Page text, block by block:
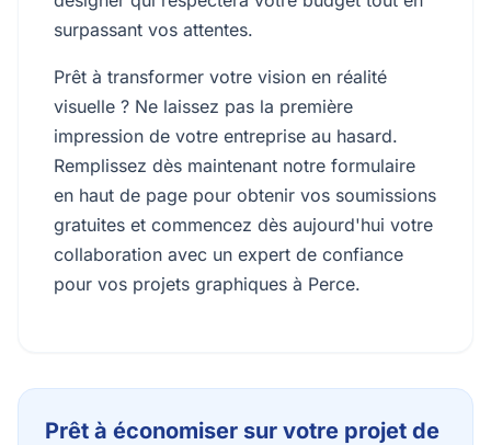
surpassant vos attentes.
Prêt à transformer votre vision en réalité
visuelle ? Ne laissez pas la première
impression de votre entreprise au hasard.
Remplissez dès maintenant notre formulaire
en haut de page pour obtenir vos soumissions
gratuites et commencez dès aujourd'hui votre
collaboration avec un expert de confiance
pour vos projets graphiques à Perce.
Prêt à économiser sur votre projet de